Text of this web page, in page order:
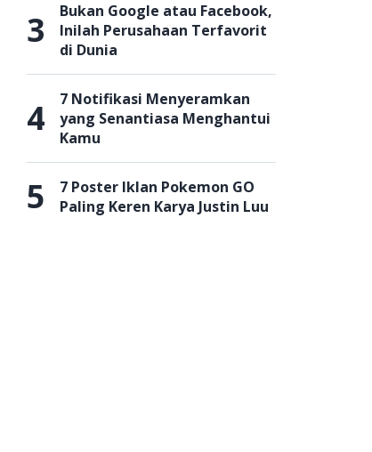
3
Bukan Google atau Facebook,
Inilah Perusahaan Terfavorit
di Dunia
4
7 Notifikasi Menyeramkan
yang Senantiasa Menghantui
Kamu
5
7 Poster Iklan Pokemon GO
Paling Keren Karya Justin Luu